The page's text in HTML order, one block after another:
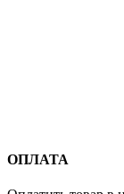
ОПЛАТА